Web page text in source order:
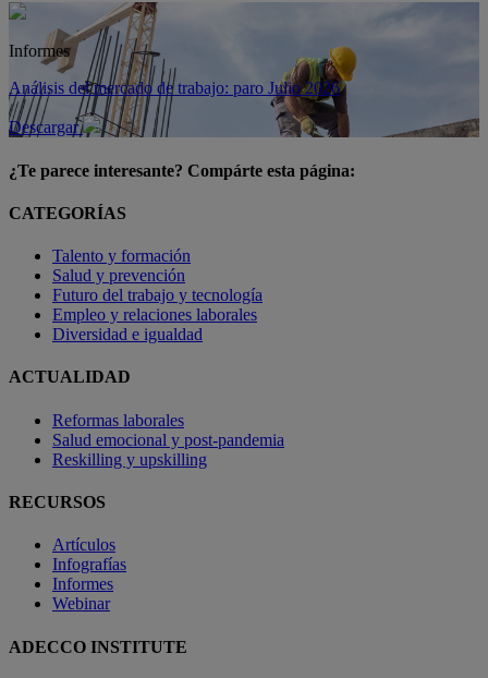
Informes
Análisis del mercado de trabajo: paro Julio 2026
Descargar
¿Te parece interesante? Compárte esta página:
CATEGORÍAS
Talento y formación
Salud y prevención
Futuro del trabajo y tecnología
Empleo y relaciones laborales
Diversidad e igualdad
ACTUALIDAD
Reformas laborales
Salud emocional y post-pandemia
Reskilling y upskilling
RECURSOS
Artículos
Infografías
Informes
Webinar
ADECCO INSTITUTE